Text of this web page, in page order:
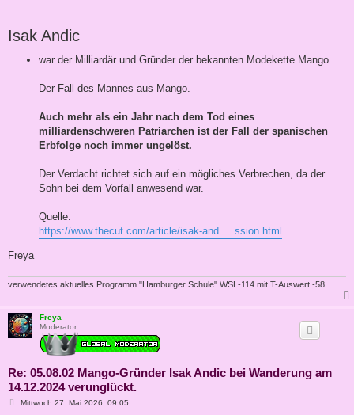
Isak Andic
war der Milliardär und Gründer der bekannten Modekette Mango
Der Fall des Mannes aus Mango.
Auch mehr als ein Jahr nach dem Tod eines
milliardenschweren Patriarchen ist der Fall der spanischen
Erbfolge noch immer ungelöst.
Der Verdacht richtet sich auf ein mögliches Verbrechen, da der
Sohn bei dem Vorfall anwesend war.
Quelle:
https://www.thecut.com/article/isak-and ... ssion.html
Freya
verwendetes aktuelles Programm "Hamburger Schule" WSL-114 mit T-Auswert -58
Freya
Moderator
Re: 05.08.02 Mango-Gründer Isak Andic bei Wanderung am
14.12.2024 verunglückt.
BMittwoch 27. Mai 2026, 09:05